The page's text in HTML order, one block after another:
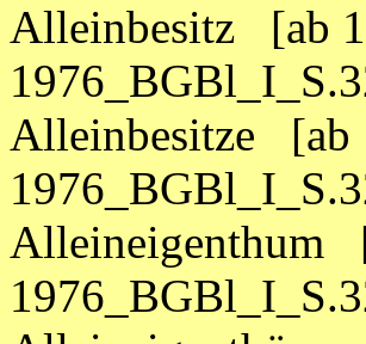
Alleinbesitz [ab
Alleinbesitze [ab
Alleineigenthum